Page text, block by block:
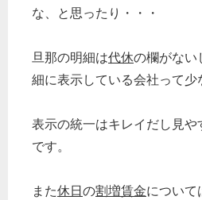
な、と思ったり・・・
旦那の明細は代休の欄がない
細に表示している会社って少
表示の統一はキレイだし見
です。
また休日の割増賃金について